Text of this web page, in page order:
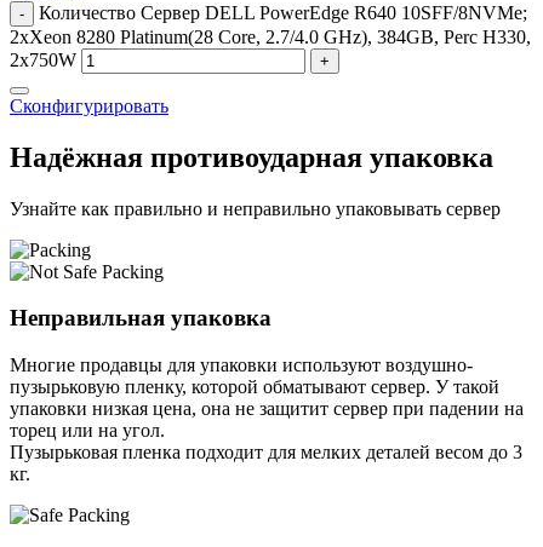
-
Количество Сервер DELL PowerEdge R640 10SFF/8NVMe;
2xXeon 8280 Platinum(28 Core, 2.7/4.0 GHz), 384GB, Perc H330,
2x750W
+
Сконфигурировать
Надёжная противоударная упаковка
Узнайте как правильно и неправильно упаковывать сервер
Неправильная упаковка
Многие продавцы для упаковки используют воздушно-
пузырьковую пленку, которой обматывают сервер. У такой
упаковки низкая цена, она не защитит сервер при падении на
торец или на угол.
Пузырьковая пленка подходит для мелких деталей весом до 3
кг.